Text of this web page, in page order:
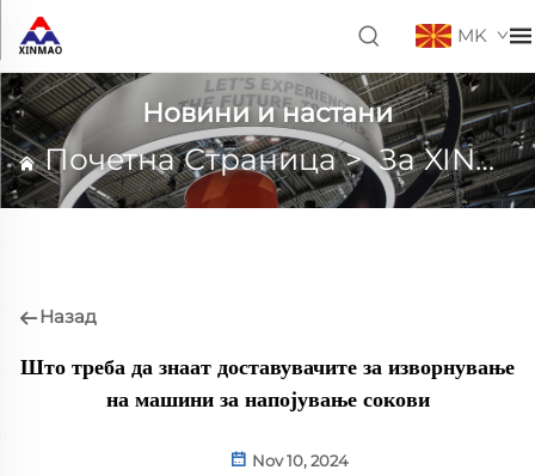
MK
Новини и настани
Почетна Страница>За XINMAO
Назад
Што треба да знаат доставувачите за изворнување
на машини за напојување сокови
Nov 10, 2024